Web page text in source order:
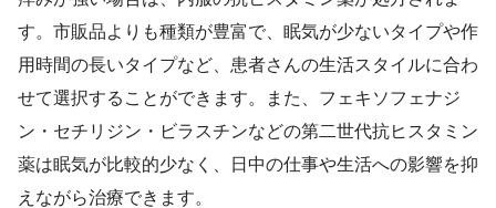
す。市販品よりも種類が豊富で、眠気が少ないタイプや作
用時間の長いタイプなど、患者さんの生活スタイルに合わ
せて選択することができます。また、フェキソフェナジ
ン・セチリジン・ビラスチンなどの第二世代抗ヒスタミン
薬は眠気が比較的少なく、日中の仕事や生活への影響を抑
えながら治療できます。